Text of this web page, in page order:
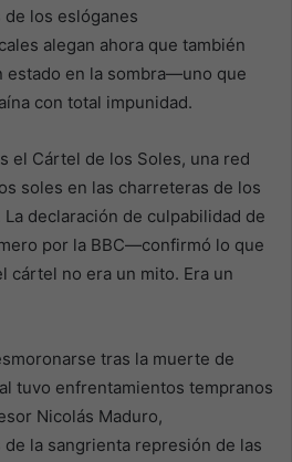
los eslóganes
alegan ahora que también
estado en la sombra—uno que
con total impunidad.
el Cártel de los Soles, una red
soles en las charreteras de los
declaración de culpabilidad de
por la BBC—confirmó lo que
cártel no era un mito. Era un
tras la muerte de
tuvo enfrentamientos tempranos
Nicolás Maduro,
la sangrienta represión de las